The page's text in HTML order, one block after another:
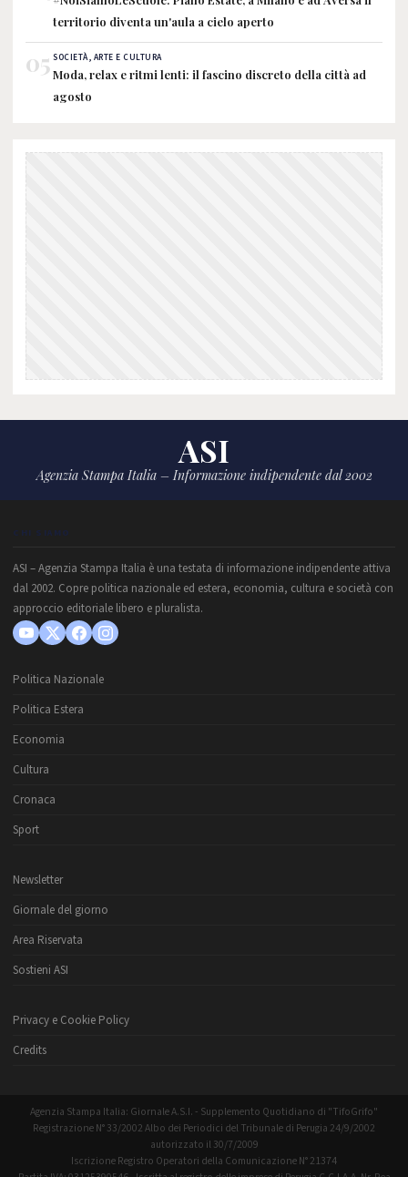
territorio diventa un'aula a cielo aperto
05 SOCIETÀ, ARTE E CULTURA
Moda, relax e ritmi lenti: il fascino discreto della città ad
agosto
ASI
Agenzia Stampa Italia – Informazione indipendente dal 2002
CHI SIAMO
ASI – Agenzia Stampa Italia è una testata di informazione indipendente attiva
dal 2002. Copre politica nazionale ed estera, economia, cultura e società con
approccio editoriale libero e pluralista.
Politica Nazionale
Politica Estera
Economia
Cultura
Cronaca
Sport
Newsletter
Giornale del giorno
Area Riservata
Sostieni ASI
Privacy e Cookie Policy
Credits
Agenzia Stampa Italia: Giornale A.S.I. - Supplemento Quotidiano di "TifoGrifo"
Registrazione N° 33/2002 Albo dei Periodici del Tribunale di Perugia 24/9/2002
autorizzato il 30/7/2009
Iscrizione Registro Operatori della Comunicazione N° 21374